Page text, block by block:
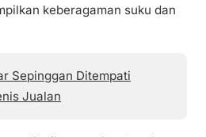
keberagaman suku dan
Sepinggan Ditempati
Jualan